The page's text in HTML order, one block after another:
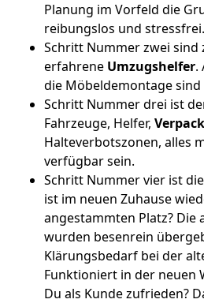
Planung im Vorfeld die
reibungslos und stressfrei.
Schritt Nummer zwei sind
erfahrene Umzugshelfer.
die Möbeldemontage sind
Schritt Nummer drei ist
Fahrzeuge, Helfer,
Halteverbotszonen, alles
verfügbar sein.
Schritt Nummer vier ist
ist im neuen Zuhause
angestammten Platz? Die
wurden besenrein
Klärungsbedarf bei der
Funktioniert in der neuen
Du als Kunde zufrieden?